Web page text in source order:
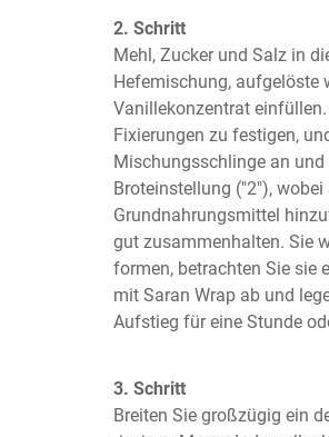
2. Schritt
Mehl, Zucker und Salz in
Hefemischung, aufgelöste
Vanillekonzentrat
Fixierungen zu festigen,
Mischungsschlinge an
Broteinstellung ("2"),
Grundnahrungsmittel
gut zusammenhalten. Sie
formen, betrachten Sie sie
mit Saran Wrap ab und
Aufstieg für eine Stunde
3. Schritt
Breiten Sie großzügig ein